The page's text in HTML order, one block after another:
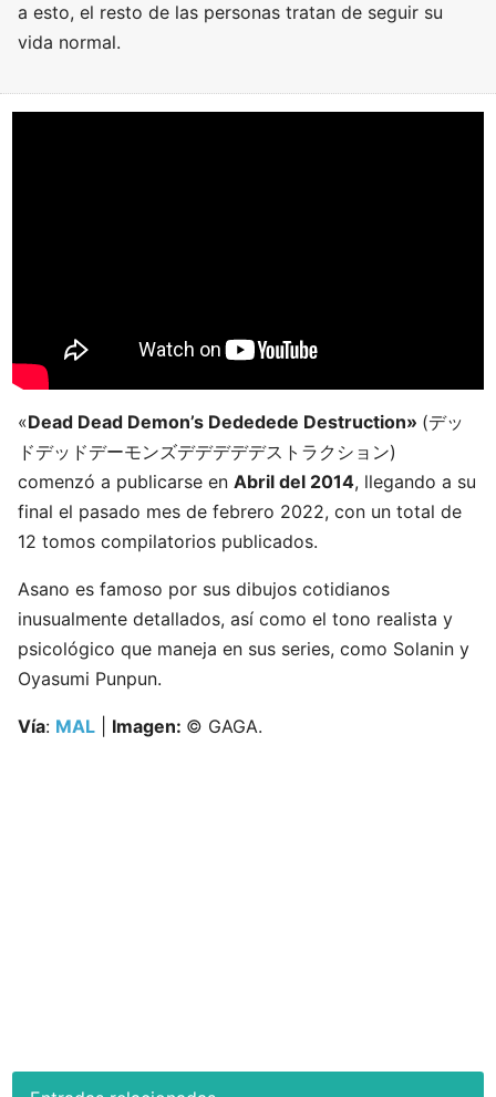
a esto, el resto de las personas tratan de seguir su
vida normal.
«Dead Dead Demon’s Dededede Destruction» (デッ
ドデッドデーモンズデデデデデストラクション)
comenzó a publicarse en Abril del 2014, llegando a su
final el pasado mes de febrero 2022, con un total de
12 tomos compilatorios publicados.
Asano es famoso por sus dibujos cotidianos
inusualmente detallados, así como el tono realista y
psicológico que maneja en sus series, como Solanin y
Oyasumi Punpun.
Vía: MAL Imagen: © GAGA.